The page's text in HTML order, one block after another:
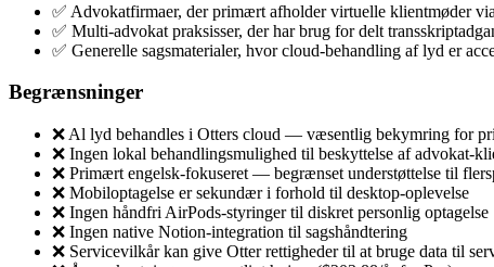
✅ Advokatfirmaer, der primært afholder virtuelle klientmøder
✅ Multi-advokat praksisser, der har brug for delt
✅ Generelle sagsmaterialer, hvor cloud-behandling af lyd er
Begrænsninger
❌ Al lyd behandles i Otters cloud — væsentlig bekymring for
❌ Ingen lokal behandlingsmulighed til beskyttelse af advokat-
❌ Primært engelsk-fokuseret — begrænset understøttelse til
❌ Mobiloptagelse er sekundær i forhold til desktop-oplevelse
❌ Ingen håndfri AirPods-styringer til diskret personlig optagelse
❌ Ingen native Notion-integration til sagshåndtering
❌ Servicevilkår kan give Otter rettigheder til at bruge data til